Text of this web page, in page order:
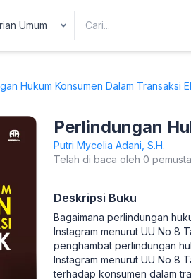
Hukum Konsumen Dalam Transaksi
Perlindungan
Putri Mycelia Adani, S.H.
Telah di baca oleh 0
Deskripsi Buku
Bagaimana perlindungan
Instagram menurut UU No 8
penghambat perlindungan
Instagram menurut UU No 8
terhadap konsumen dalam